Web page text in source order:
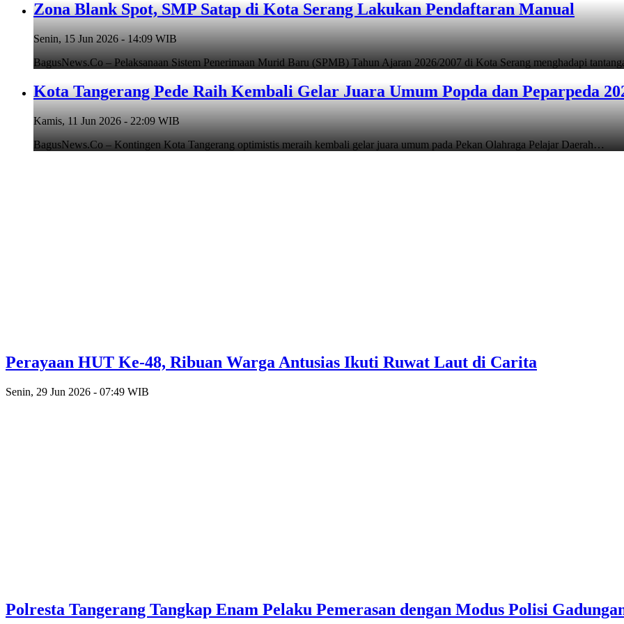
Zona Blank Spot, SMP Satap di Kota Serang Lakukan Pendaftaran Manual
Senin, 15 Jun 2026 - 14:09 WIB
BagusNews.Co – Pelaksanaan Sistem Penerimaan Murid Baru (SPMB) Tahun Ajaran 2026/2007 di Kota Serang menghadapi
Kota Tangerang Pede Raih Kembali Gelar Juara Umum Popda dan Peparpeda
Kamis, 11 Jun 2026 - 22:09 WIB
BagusNews.Co – Kontingen Kota Tangerang optimistis meraih kembali gelar juara umum pada Pekan Olahraga Pelajar Daerah…
Perayaan HUT Ke-48, Ribuan Warga Antusias Ikuti Ruwat Laut di Carita
Senin, 29 Jun 2026 - 07:49 WIB
Polresta Tangerang Tangkap Enam Pelaku Pemerasan dengan Modus Polisi